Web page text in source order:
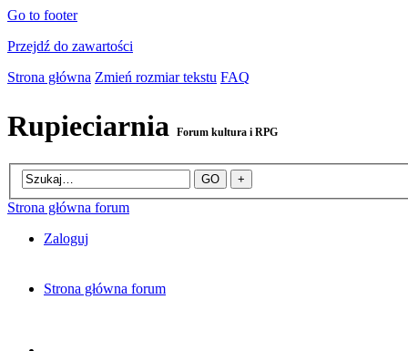
Go to footer
Przejdź do zawartości
Strona główna Zmień rozmiar tekstu FAQ
Rupieciarnia Forum kultura i RPG
Strona główna forum
Zaloguj
Strona główna forum